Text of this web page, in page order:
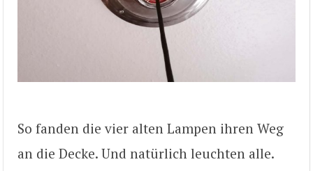
So fanden die vier alten Lampen ihren Weg
an die Decke. Und natürlich leuchten alle.